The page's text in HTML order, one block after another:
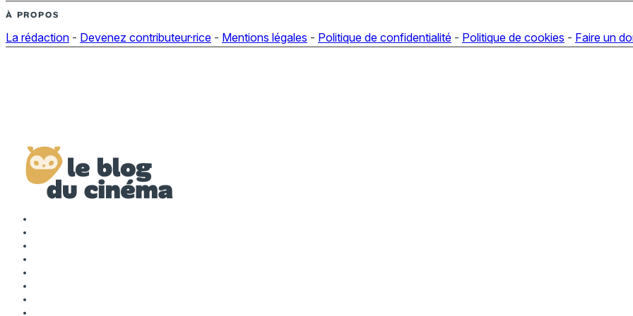
À PROPOS
La rédaction - Devenez contributeur·rice - Mentions légales - Politique de confidentialité - Politique de cookies - Faire un